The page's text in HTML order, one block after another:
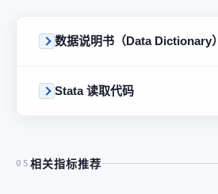
数据说明书（Data Dictionary）
Stata 读取代码
05 相关指标推荐